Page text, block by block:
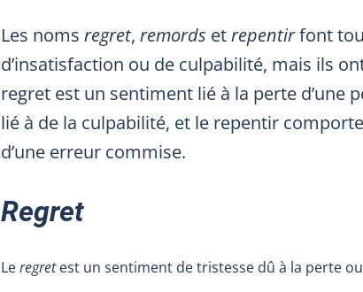
Les noms regret, remords etrepentirfont
d’insatisfaction ou de culpabilité, mais ils
regret est un sentiment lié à la perte d’une
lié à de la culpabilité, et le repentir
d’une erreur commise.
Regret
Leregretest un sentiment de tristesse dû à la perte ou